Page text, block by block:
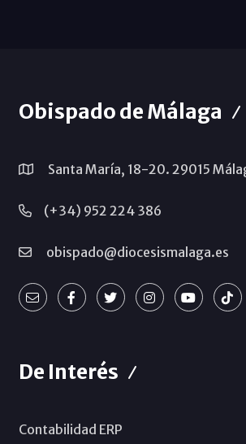
Obispado de Málaga
Santa María, 18-20. 29015
(+34) 952 224 386
obispado@diocesismalaga.es
De Interés
Contabilidad ERP